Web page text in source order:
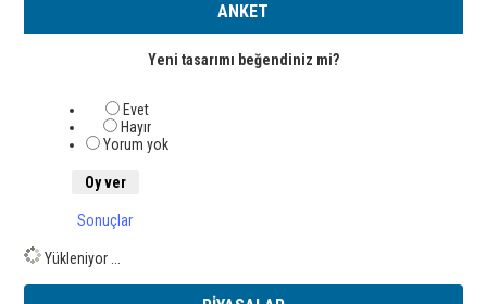
ANKET
Yeni tasarımı beğendiniz mi?
Evet
Hayır
Yorum yok
Sonuçlar
Yükleniyor ...